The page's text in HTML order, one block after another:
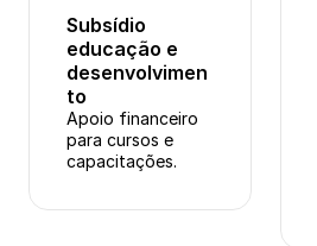
Subsídio
educação e
desenvolvimen
to
Apoio financeiro
para cursos e
capacitações.